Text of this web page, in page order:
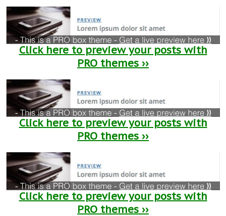
Click here to preview your posts with
PRO themes ››
Click here to preview your posts with
PRO themes ››
Click here to preview your posts with
PRO themes ››